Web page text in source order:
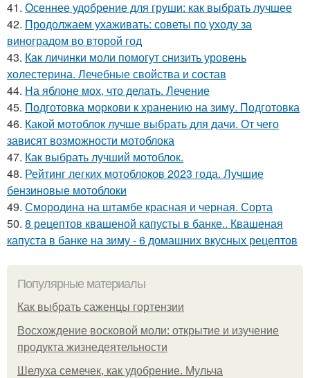
41. Осеннее удобрение для груши: как выбрать лучшее
42. Продолжаем ухаживать: советы по уходу за
виноградом во второй год
43. Как личинки моли помогут снизить уровень
холестерина. Лечебные свойства и состав
44. На яблоне мох, что делать. Лечение
45. Подготовка моркови к хранению на зиму. Подготовка
46. Какой мотоблок лучше выбрать для дачи. От чего
зависят возможности мотоблока
47. Как выбрать лучший мотоблок.
48. Рейтинг легких мотоблоков 2023 года. Лучшие
бензиновые мотоблоки
49. Смородина на штамбе красная и черная. Сорта
50. 8 рецептов квашеной капусты в банке.. Квашеная
капуста в банке на зиму - 6 домашних вкусных рецептов
Популярные материалы
Как выбрать саженцы гортензии
Восхождение восковой моли: открытие и изучение
продукта жизнедеятельности
Шелуха семечек, как удобрение. Мульча